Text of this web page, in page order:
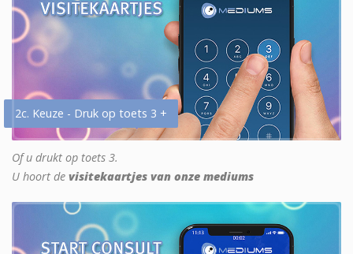
2c. Keuze - Druk op toets 3 +
Of u drukt op toets 3.
U hoort de visitekaartjes van onze mediums